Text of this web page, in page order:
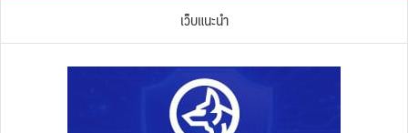
เว็บแนะนำ